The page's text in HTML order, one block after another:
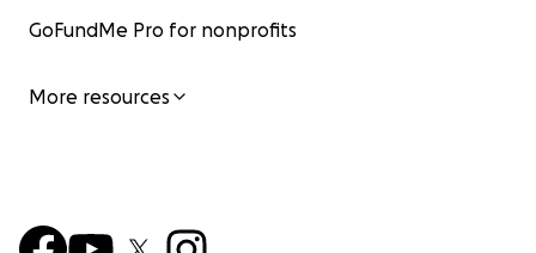
GoFundMe Pro for nonprofits
More resources